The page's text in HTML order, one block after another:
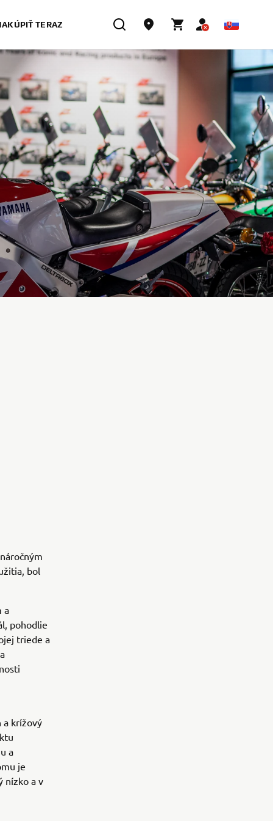
TERAZ
bol
a
pohodlie
triede a
a krížový
a
je
nízko a v